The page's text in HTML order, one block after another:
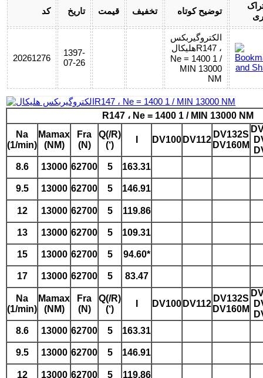
کد تاریخ قیمت تخفیف توضیح کوتاه
20261276
1397-
07-26
الکتروگیربکس
هلیکالR147 ،
Ne = 1400 1 /
MIN 13000
NM
R147 ، Ne = 1400 1 / MIN 13000 NM
Na
(1/min)
Mamax
(NM)
Fra
(N)
Q(/R)
(‘)
DV100 DV112
DV132S
DV160M
8.6
13000 62700 5 163.31
9.5 13000 62700 5 146.91
12 13000 62700 5 119.86
13 13000 62700 5 109.31
15 13000 62700 5 94.60*
17 13000 62700 5 83.47
Na
(1/min)
Mamax
(NM)
Fra
(N)
Q(/R)
(‘)
DV100 DV112
DV132S
DV160M
8.6
13000 62700 5 163.31
9.5 13000 62700 5 146.91
12 13000 62700 5 119.86